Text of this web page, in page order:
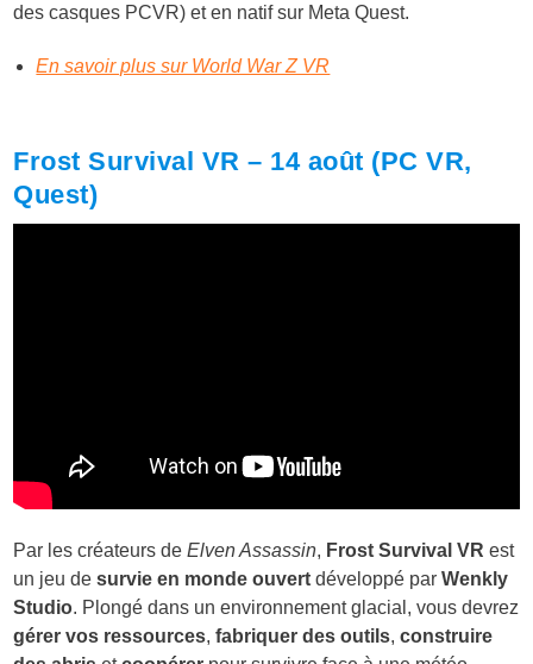
des casques PCVR) et en natif sur Meta Quest.
En savoir plus sur World War Z VR
Frost Survival VR – 14 août (PC VR,
Quest)
Par les créateurs deElven Assassin, Frost Survival VR est
un jeu desurvie en monde ouvert développé parWenkly
Studio. Plongé dans un environnement glacial, vous devrez
gérer vos ressources,fabriquer des outils,construire